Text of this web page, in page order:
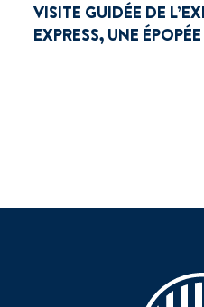
VISITE GUIDÉE DE
EXPRESS, UNE